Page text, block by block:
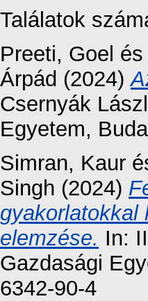
Találatok
Preeti, Goel és
Árpád (2024)
Csernyák
Egyetem,
Simran, Kaur
Singh (2024)
gyakorlatokkal
elemzése. In:
Gazdasági
6342-90-4